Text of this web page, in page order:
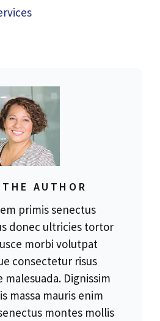
AUTHOR
primis senectus
donec ultricies tortor
morbi volutpat
consectetur risus
malesuada. Dignissim
massa mauris enim
montes mollis